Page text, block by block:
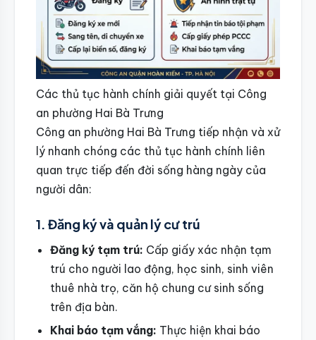
Các thủ tục hành chính giải quyết tại Công
an phường Hai Bà Trưng
Công an phường Hai Bà Trưng tiếp nhận và xử
lý nhanh chóng các thủ tục hành chính liên
quan trực tiếp đến đời sống hàng ngày của
người dân:
1. Đăng ký và quản lý cư trú
Đăng ký tạm trú: Cấp giấy xác nhận tạm
trú cho người lao động, học sinh, sinh viên
thuê nhà trọ, căn hộ chung cư sinh sống
trên địa bàn.
Khai báo tạm vắng: Thực hiện khai báo